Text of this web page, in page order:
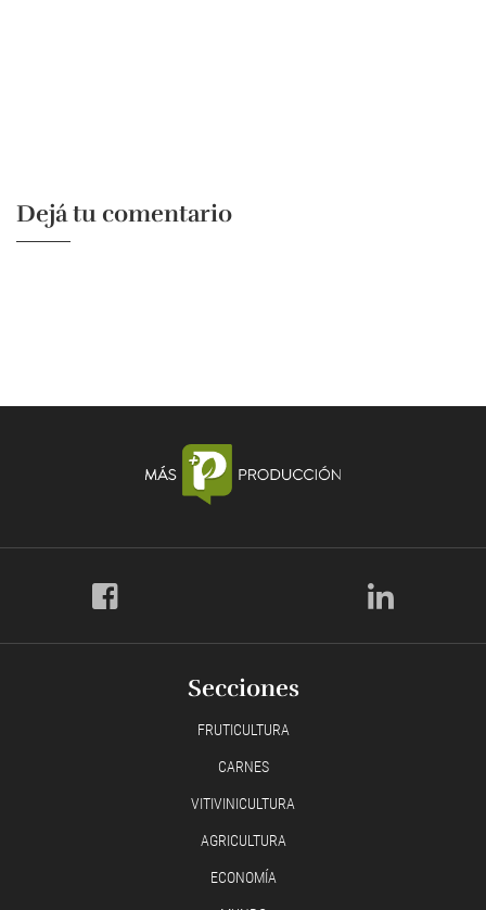
Dejá tu comentario
Secciones
FRUTICULTURA
CARNES
VITIVINICULTURA
AGRICULTURA
ECONOMÍA